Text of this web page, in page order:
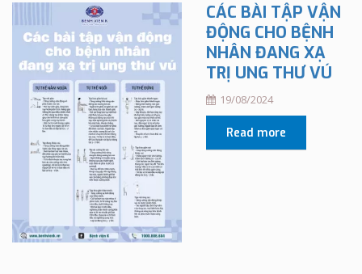
CÁC BÀI TẬP VẬN
ĐỘNG CHO BỆNH
NHÂN ĐANG XẠ
TRỊ UNG THƯ VÚ
19/08/2024
Read more